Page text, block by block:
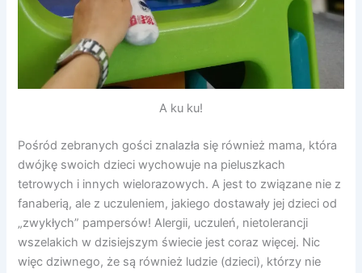
A ku ku!
Pośród zebranych gości znalazła się również mama, która
dwójkę swoich dzieci wychowuje na pieluszkach
tetrowych i innych wielorazowych. A jest to związane nie z
fanaberią, ale z uczuleniem, jakiego dostawały jej dzieci od
„zwykłych” pampersów! Alergii, uczuleń, nietolerancji
wszelakich w dzisiejszym świecie jest coraz więcej. Nic
więc dziwnego, że są również ludzie (dzieci), którzy nie